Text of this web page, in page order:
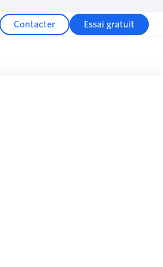
Contacter Essai gratuit